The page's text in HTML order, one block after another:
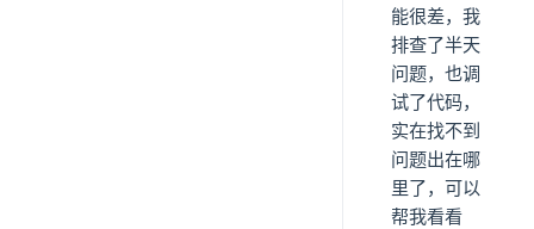
能很差，我
排查了半天
问题，也调
试了代码，
实在找不到
问题出在哪
里了，可以
帮我看看